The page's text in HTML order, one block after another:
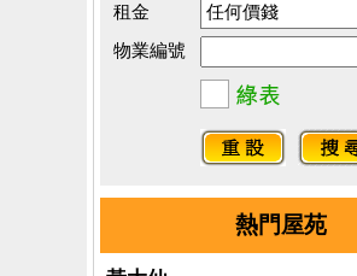
租金
物業編號
熱門屋苑